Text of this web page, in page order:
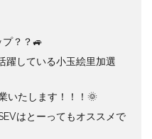
プ？？🚙
躍している小玉絵里加選
いたします！！！🌞
はとーってもオススメで